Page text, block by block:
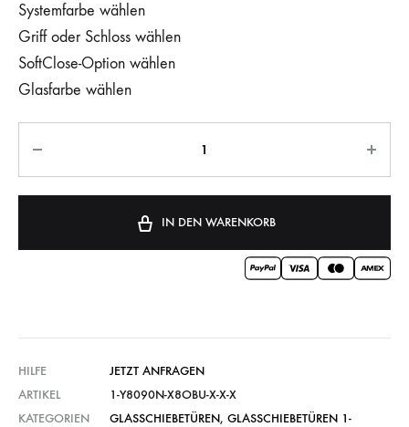
Systemfarbe wählen
Griff oder Schloss wählen
SoftClose-Option wählen
Glasfarbe wählen
IN DEN WARENKORB
HILFE
JETZT ANFRAGEN
ARTIKEL
1-Y8090N-X8OBU-X-X-X
KATEGORIEN
GLASSCHIEBETÜREN, GLASSCHIEBETÜREN 1-